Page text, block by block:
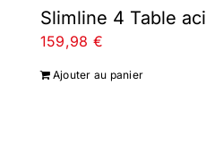
Slimline 4 Table
159,98 €
Ajouter au panier